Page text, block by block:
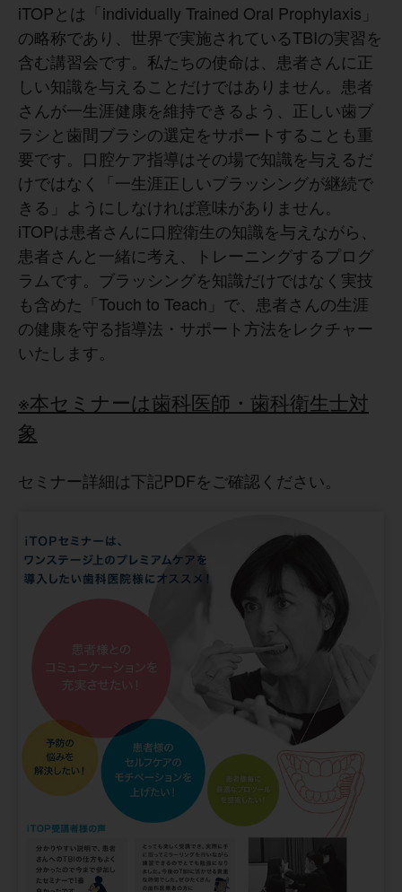
iTOPとは「individually Trained Oral Prophylaxis」
の略称であり、世界で実施されているTBIの実習を
含む講習会です。私たちの使命は、患者さんに正
しい知識を与えることだけではありません。患者
さんが一生涯健康を維持できるよう、正しい歯ブ
ラシと歯間ブラシの選定をサポートすることも重
要です。口腔ケア指導はその場で知識を与えるだ
けではなく「一生涯正しいブラッシングが継続で
きる」ようにしなければ意味がありません。
iTOPは患者さんに口腔衛生の知識を与えながら、
患者さんと一緒に考え、トレーニングするプログ
ラムです。ブラッシングを知識だけではなく実技
も含めた「Touch to Teach」で、患者さんの生涯
の健康を守る指導法・サポート方法をレクチャー
いたします。
※本セミナーは歯科医師・歯科衛生士対
象
セミナー詳細は下記PDFをご確認ください。